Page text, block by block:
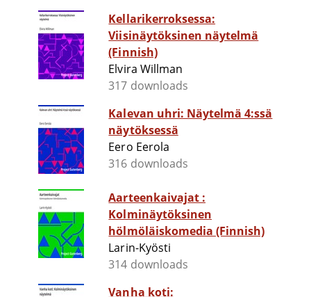
Kellarikerroksessa:
Viisinäytöksinen näytelmä
(Finnish)
Elvira Willman
317 downloads
Kalevan uhri: Näytelmä 4:ssä
näytöksessä
Eero Eerola
316 downloads
Aarteenkaivajat :
Kolminäytöksinen
hölmöläiskomedia (Finnish)
Larin-Kyösti
314 downloads
Vanha koti: